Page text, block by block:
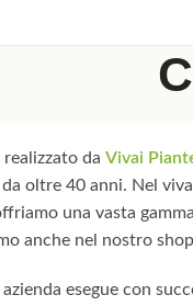
da Vivai
oltre 40 anni. Nel
una vasta
anche nel nostro
esegue con